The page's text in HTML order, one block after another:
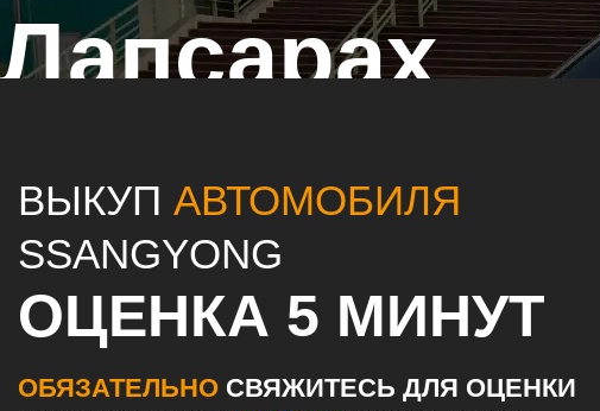
Лапсарах
ВЫКУП АВТОМОБИЛЯ
SSANGYONG
ОЦЕНКА 5 МИНУТ
ОБЯЗАТЕЛЬНО СВЯЖИТЕСЬ ДЛЯ ОЦЕНКИ